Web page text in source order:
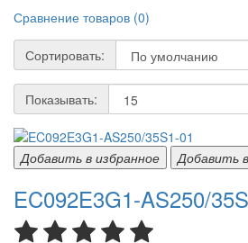
Сравнение товаров (0)
Сортировать:
Показывать:
Добавить в избранное Добавить
EC092E3G1-AS250/